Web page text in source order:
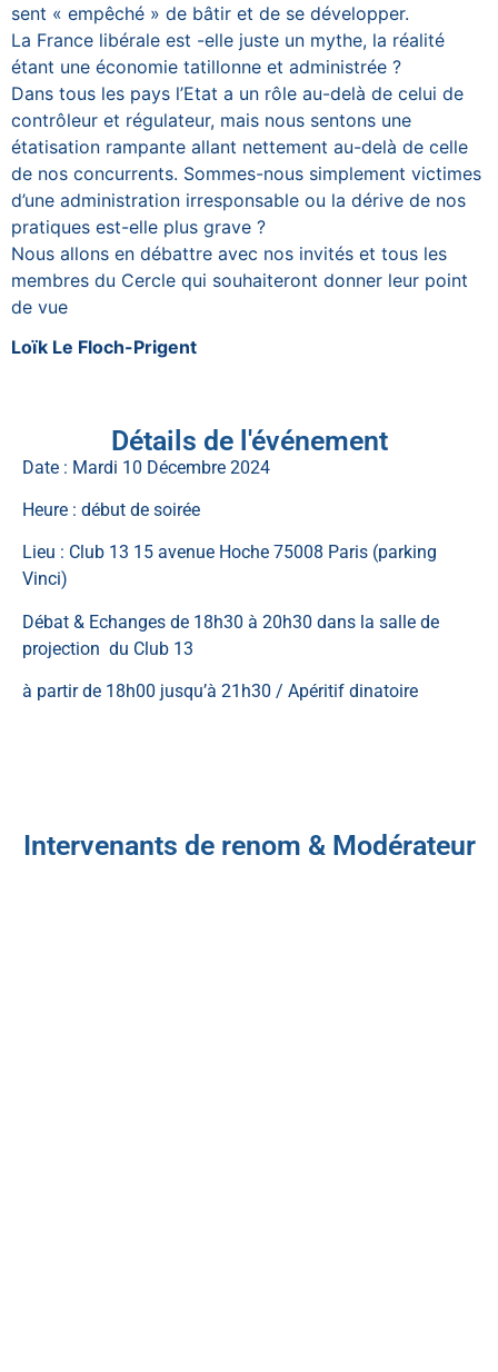
sent « empêché » de bâtir et de se développer.
La France libérale est -elle juste un mythe, la réalité
étant une économie tatillonne et administrée ?
Dans tous les pays l’Etat a un rôle au-delà de celui de
contrôleur et régulateur, mais nous sentons une
étatisation rampante allant nettement au-delà de celle
de nos concurrents. Sommes-nous simplement victimes
d’une administration irresponsable ou la dérive de nos
pratiques est-elle plus grave ?
Nous allons en débattre avec nos invités et tous les
membres du Cercle qui souhaiteront donner leur point
de vue
Loïk Le Floch-Prigent
Détails de l'événement
Date : Mardi 10 Décembre 2024
Heure : début de soirée
Lieu : Club 13 15 avenue Hoche 75008 Paris (parking
Vinci)
Débat & Echanges de 18h30 à 20h30 dans la salle de
projection du Club 13
à partir de 18h00 jusqu’à 21h30 / Apéritif dinatoire
Intervenants de renom & Modérateur